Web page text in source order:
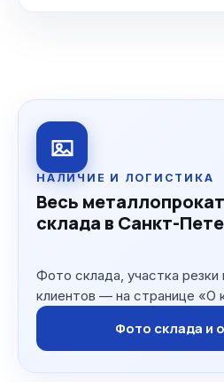
НАЛИЧИЕ И ЛОГИСТИКА
Весь
склада в Санкт-
Фото склада, участка
клиентов — на странице «О
Фото склада и